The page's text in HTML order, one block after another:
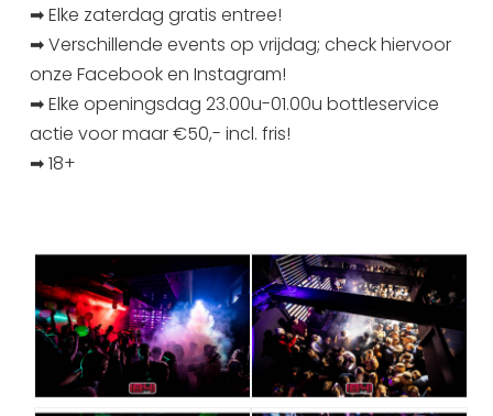
De leukste routes
Interactieve plattegrond van Sneek
Winkelen in Sneek
Bootverhuur
➡ Elke zaterdag gratis entree!
➡ Verschillende events op vrijdag; check hiervoor
onze Facebook en Instagram!
➡ Elke openingsdag 23.00u-01.00u bottleservice
actie voor maar €50,- incl. fris!
➡ 18+